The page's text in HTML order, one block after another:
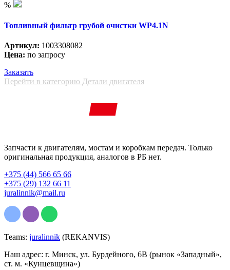
%
Топливный фильтр грубой очистки WP4.1N
Артикул: 1003308082
Цена: по запросу
Заказать
Перейти в категорию Детали двигателя
Запчасти к двигателям, мостам и коробкам передач. Только
оригинальная продукция, аналогов в РБ нет.
+375 (44) 566 65 66
+375 (29) 132 66 11
juralinnik@mail.ru
Teams: juralinnik (REKANVIS)
Наш адрес: г. Минск, ул. Бурдейного, 6В (рынок «Западный»,
ст. м. «Кунцевщина»)